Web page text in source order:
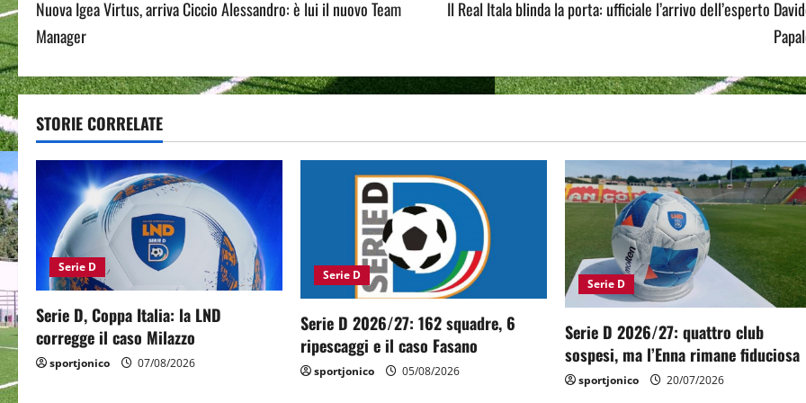
o
t
n
a
v
i
g
a
t
Nuova Igea Virtus, arriva Ciccio Alessandro: è lui il nuovo Team
Manager
Il Real Itala blinda la porta: ufficiale l’arrivo dell’esperto
STORIE CORRELATE
Serie D
Serie D, Coppa Italia: la LND
corregge il caso Milazzo
sportjonico 07/08/2026
Serie D
Serie D 2026/27: 162 squadre, 6
ripescaggi e il caso Fasano
sportjonico 05/08/2026
Serie D
Serie D 2026/27: quattro club
sospesi, ma l’Enna rimane fiduciosa
sportjonico 20/07/2026